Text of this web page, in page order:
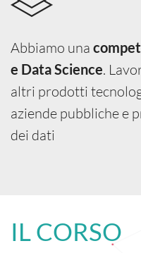
Abbiamo una
e Data Science.
altri prodotti
aziende pubbliche e
dei dati
IL CORSO